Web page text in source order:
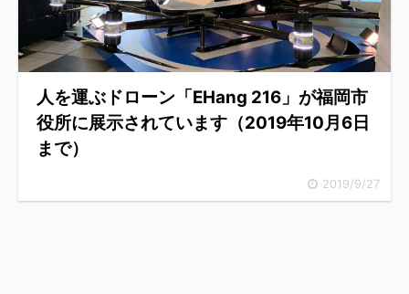
人を運ぶドローン「EHang 216」が福岡市
役所に展示されています（2019年10月6日
まで）
2019/9/27